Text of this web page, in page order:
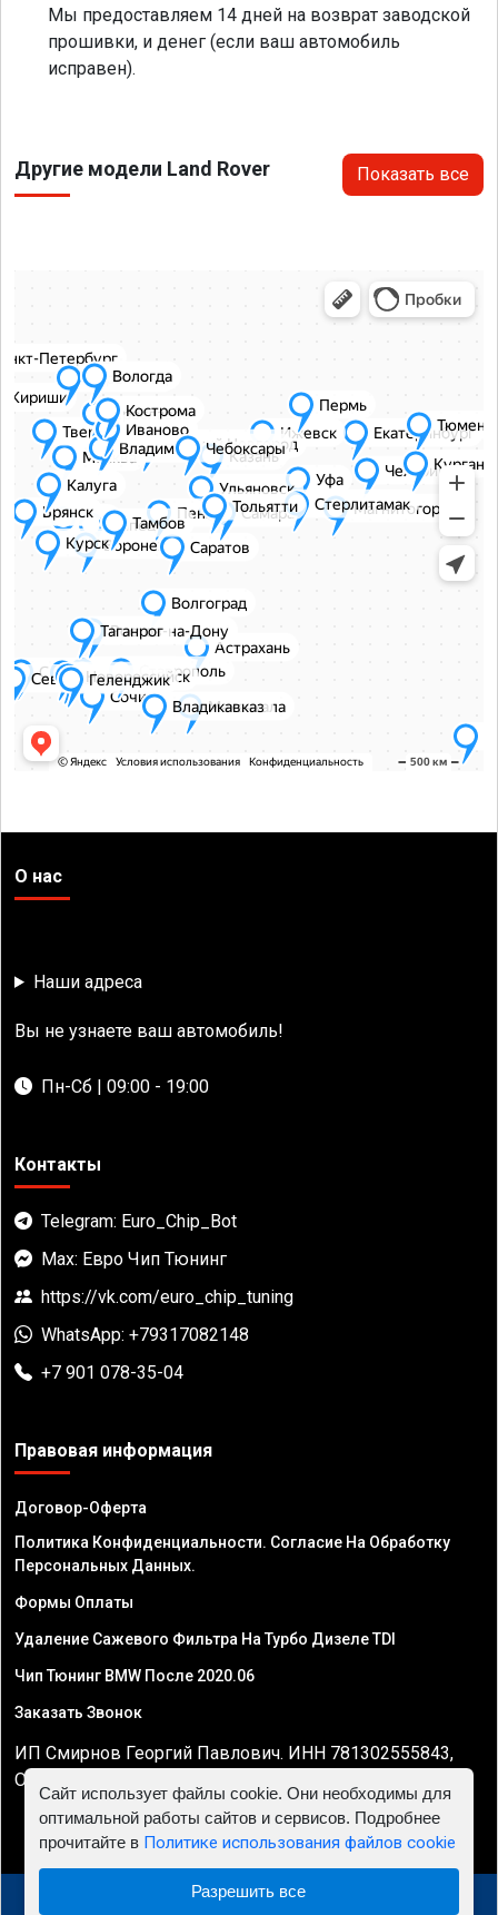
Мы предоставляем 14 дней на возврат заводской
прошивки, и денег (если ваш автомобиль
исправен).
Другие модели Land Rover Показать все
О нас
Наши адреса
Вы не узнаете ваш автомобиль!
Пн-Сб | 09:00 - 19:00
Контакты
Telegram: Euro_Chip_Bot
Max: Евро Чип Тюнинг
https://vk.com/euro_chip_tuning
WhatsApp: +79317082148
+7 901 078-35-04
Правовая информация
Договор-Оферта
Политика Конфиденциальности. Согласие На Обработку
Персональных Данных.
Формы Оплаты
Удаление Сажевого Фильтра На Турбо Дизеле TDI
Чип Тюнинг BMW После 2020.06
Заказать Звонок
ИП Смирнов Георгий Павлович. ИНН 781302555843,
ОГРНИП 324470400032610
© 2010 - 2026 Чип тюнинг двигателя автомобиля -
Сайт использует файлы cookie. Они необходимы для
оптимальной работы сайтов и сервисов. Подробнее
прочитайте в Политике использования файлов cookie
Разрешить все